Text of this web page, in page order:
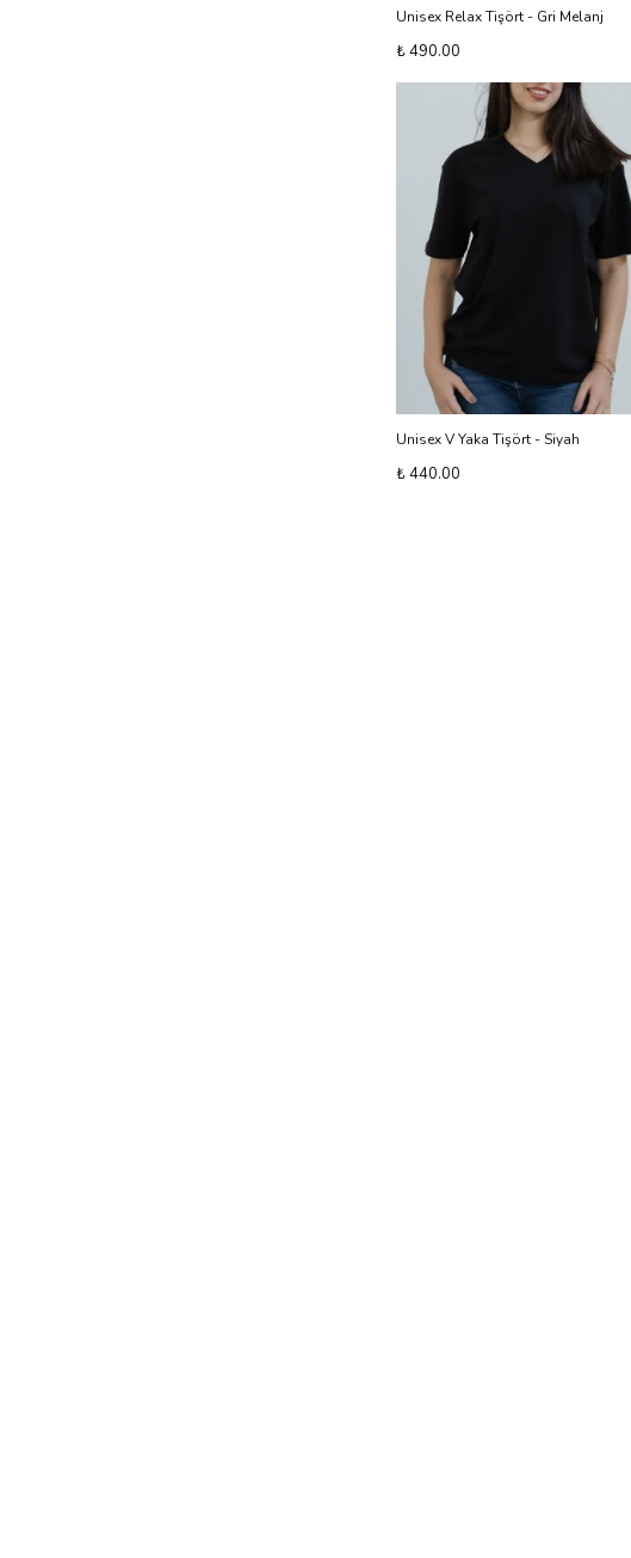
Unisex Relax Tişört - Gri Melanj
₺ 490.00
Unisex V Yaka Tişört - Siyah
₺ 440.00